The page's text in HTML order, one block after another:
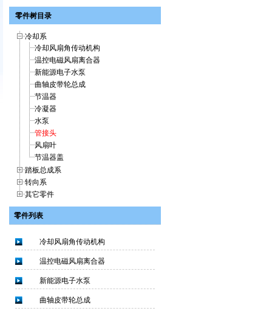
零件树目录
冷却系
冷却风扇角传动机构
温控电磁风扇离合器
新能源电子水泵
曲轴皮带轮总成
节温器
冷凝器
水泵
管接头
风扇叶
节温器盖
踏板总成系
转向系
其它零件
零件列表
冷却风扇角传动机构
温控电磁风扇离合器
新能源电子水泵
曲轴皮带轮总成